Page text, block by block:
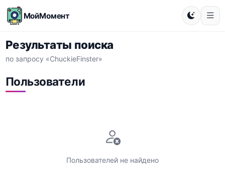
МойМомент
Результаты поиска
по запросу «ChuckieFinster»
Пользователи
Пользователей не найдено